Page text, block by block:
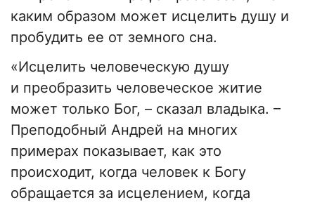
каким образом может исцелить душу и
пробудить ее от земного сна.
«Исцелить человеческую душу
и преобразить человеческое житие
может только Бог, – сказал владыка. –
Преподобный Андрей на многих
примерах показывает, как это
происходит, когда человек к Богу
обращается за исцелением, когда